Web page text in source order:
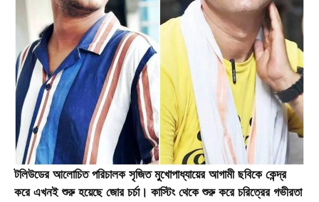
টলিউডের আলোচিত পরিচালক সৃজিত মুখোপাধ্যায়ের আগামী ছবিকে কেন্দ্র
করে এখনই শুরু হয়েছে জোর চর্চা। কাস্টিং থেকে শুরু করে চরিত্রের গভীরতা